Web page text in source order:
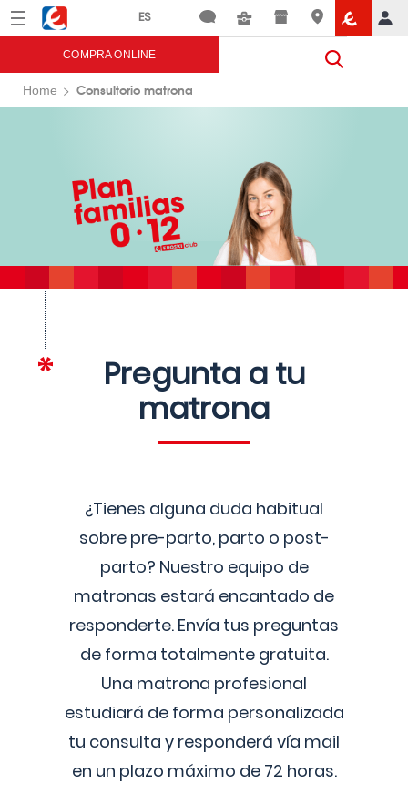
Menú Eroski
COMPRA ONLINE
Home Consultorio matrona
Pregunta a tu
matrona
¿Tienes alguna duda habitual
sobre pre-parto, parto o post-
parto? Nuestro equipo de
matronas estará encantado de
responderte. Envía tus preguntas
de forma totalmente gratuita.
Una matrona profesional
estudiará de forma personalizada
tu consulta y responderá vía mail
en un plazo máximo de 72 horas.